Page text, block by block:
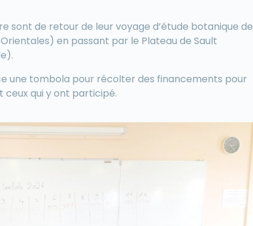
sont de retour de leur voyage d’étude botanique de
en passant par le Plateau de Sault
une tombola pour récolter des financements pour
qui y ont participé.